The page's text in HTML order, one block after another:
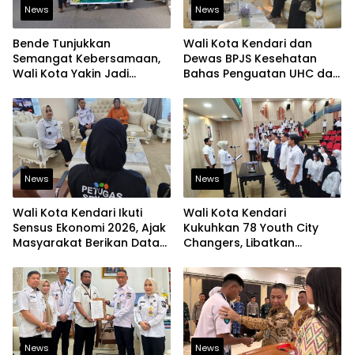
News
Bende Tunjukkan
Semangat Kebersamaan,
Wali Kota Yakin Jadi
Lain
News
Wali Kota Kendari dan
Dewas BPJS Kesehatan
Bahas Penguatan UHC dan
Kesehatan
News
Wali Kota Kendari Ikuti
Sensus Ekonomi 2026, Ajak
Masyarakat Berikan Data
News
Wali Kota Kendari
Kukuhkan 78 Youth City
Changers, Libatkan
Perubahan Kota
News News